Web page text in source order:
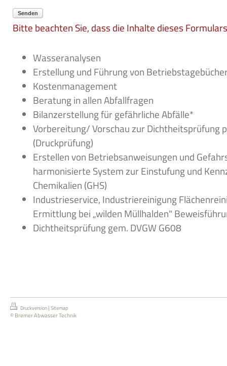
Senden
Bitte beachten Sie, dass die Inhalte dieses
Wasseranalysen
Erstellung und Führung von
Kostenmanagement
Beratung in allen Abfallfragen
Bilanzerstellung für gefährliche Abfälle*
Vorbereitung/ Vorschau zur Dichtheitsprüfung
(Druckprüfung)
Erstellen von Betriebsanweisungen und
harmonisierte System zur Einstufung und
Chemikalien (GHS)
Industrieservice, Industriereinigung
Ermittlung bei „wilden Müllhalden"
Dichtheitsprüfung gem. DVGW G608
Druckversion | Sitemap
© Bremer Abwasser Technik